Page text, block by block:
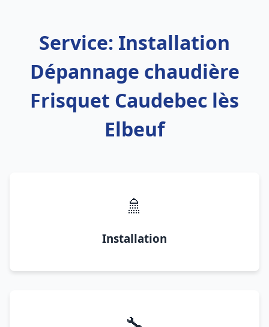
Service: Installation
Dépannage chaudière
Frisquet Caudebec lès
Elbeuf
🚿
Installation